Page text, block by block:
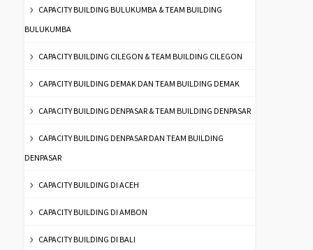
CAPACITY BUILDING BULUKUMBA & TEAM BUILDING
BULUKUMBA
CAPACITY BUILDING CILEGON & TEAM BUILDING CILEGON
CAPACITY BUILDING DEMAK DAN TEAM BUILDING DEMAK
CAPACITY BUILDING DENPASAR & TEAM BUILDING DENPASAR
CAPACITY BUILDING DENPASAR DAN TEAM BUILDING
DENPASAR
CAPACITY BUILDING DI ACEH
CAPACITY BUILDING DI AMBON
CAPACITY BUILDING DI BALI